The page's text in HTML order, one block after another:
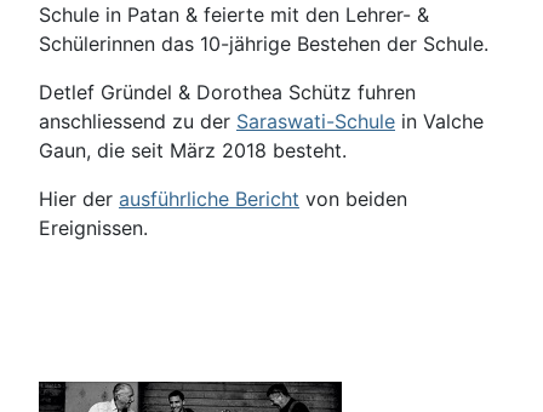
Schule in Patan & feierte mit den Lehrer- &
Schülerinnen das 10-jährige Bestehen der Schule.
Detlef Gründel & Dorothea Schütz fuhren
anschliessend zu der Saraswati-Schule in Valche
Gaun, die seit März 2018 besteht.
Hier der ausführliche Bericht von beiden
Ereignissen.